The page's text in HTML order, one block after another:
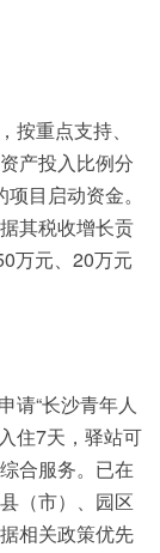
重点支持、
产投入比例分
目启动资金。
其税收增长贡
万元、20万元
请“长沙青年人
住7天，驿站可
合服务。已在
（市）、园区
相关政策优先